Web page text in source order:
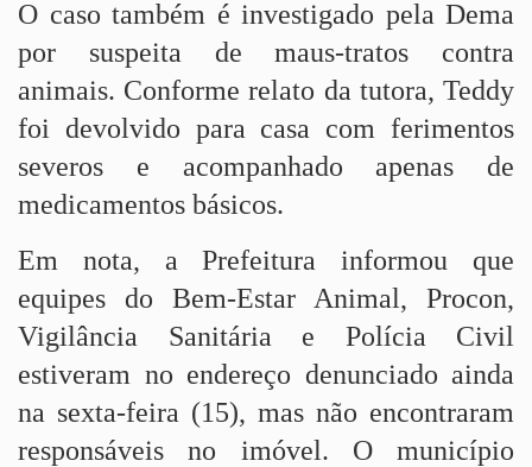
O caso também é investigado pela Dema
por suspeita de maus-tratos contra
animais. Conforme relato da tutora, Teddy
foi devolvido para casa com ferimentos
severos e acompanhado apenas de
medicamentos básicos.
Em nota, a Prefeitura informou que
equipes do Bem-Estar Animal, Procon,
Vigilância Sanitária e Polícia Civil
estiveram no endereço denunciado ainda
na sexta-feira (15), mas não encontraram
responsáveis no imóvel. O município